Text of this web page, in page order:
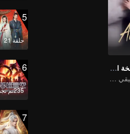
طموح الحب (النسخة الإنجليزية)
فرضية الحب الحقيقي بين تشاو لو سي وتشين وي تينغ
5
حلقة 21
6
235تم تجديد الحلقة
7